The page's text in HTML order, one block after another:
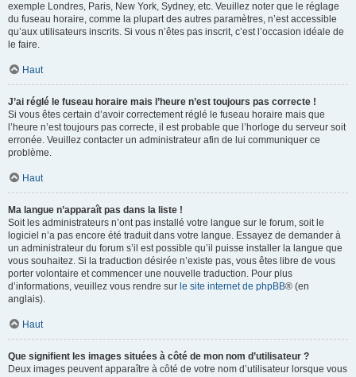
exemple Londres, Paris, New York, Sydney, etc. Veuillez noter que le réglage
du fuseau horaire, comme la plupart des autres paramètres, n’est accessible
qu’aux utilisateurs inscrits. Si vous n’êtes pas inscrit, c’est l’occasion idéale de
le faire.
Haut
J’ai réglé le fuseau horaire mais l’heure n’est toujours pas correcte !
Si vous êtes certain d’avoir correctement réglé le fuseau horaire mais que
l’heure n’est toujours pas correcte, il est probable que l’horloge du serveur soit
erronée. Veuillez contacter un administrateur afin de lui communiquer ce
problème.
Haut
Ma langue n’apparaît pas dans la liste !
Soit les administrateurs n’ont pas installé votre langue sur le forum, soit le
logiciel n’a pas encore été traduit dans votre langue. Essayez de demander à
un administrateur du forum s’il est possible qu’il puisse installer la langue que
vous souhaitez. Si la traduction désirée n’existe pas, vous êtes libre de vous
porter volontaire et commencer une nouvelle traduction. Pour plus
d’informations, veuillez vous rendre sur le site internet de phpBB® (en
anglais).
Haut
Que signifient les images situées à côté de mon nom d’utilisateur ?
Deux images peuvent apparaître à côté de votre nom d’utilisateur lorsque vous